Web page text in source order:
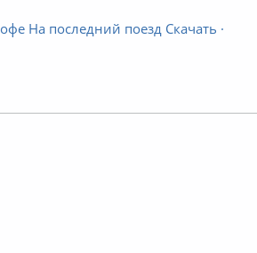
На последний поезд Скачать ·